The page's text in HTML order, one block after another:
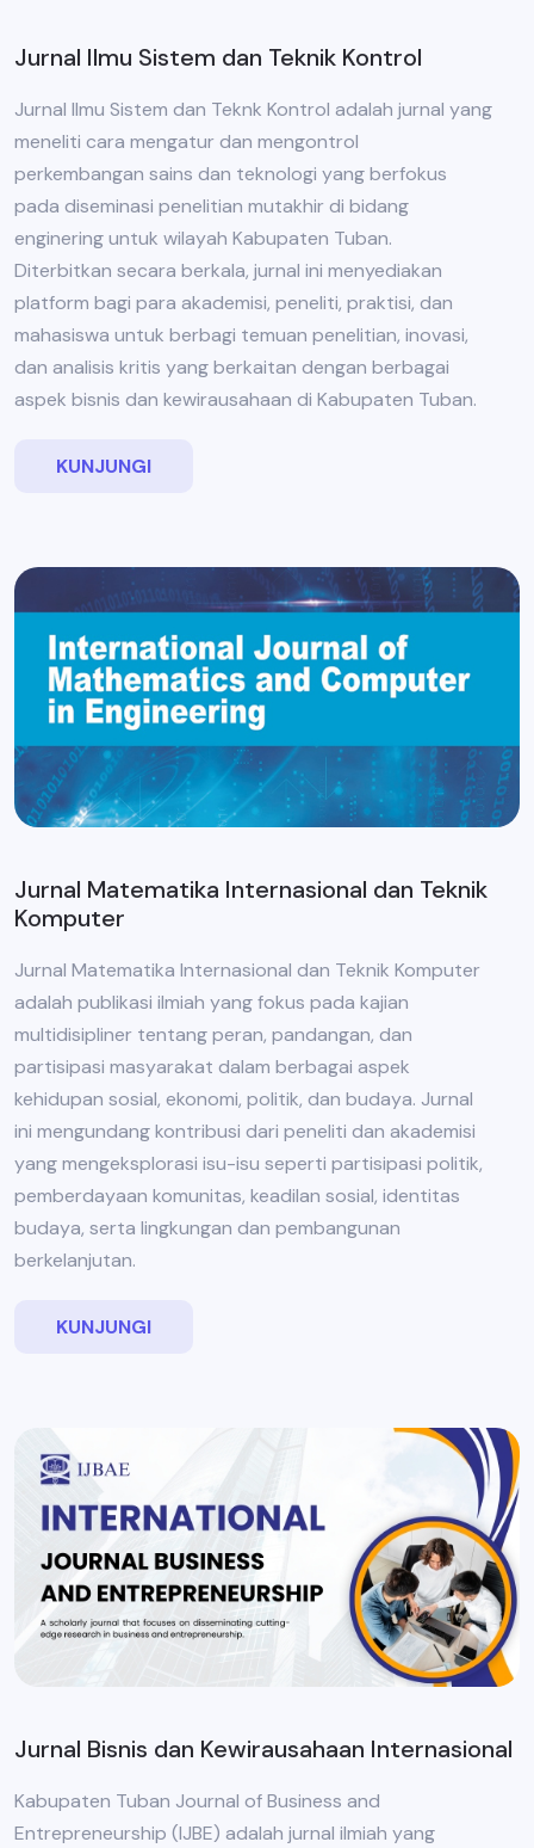
Jurnal Ilmu Sistem dan Teknik Kontrol
Jurnal Ilmu Sistem dan Teknk Kontrol adalah jurnal yang
meneliti cara mengatur dan mengontrol
perkembangan sains dan teknologi yang berfokus
pada diseminasi penelitian mutakhir di bidang
enginering untuk wilayah Kabupaten Tuban.
Diterbitkan secara berkala, jurnal ini menyediakan
platform bagi para akademisi, peneliti, praktisi, dan
mahasiswa untuk berbagi temuan penelitian, inovasi,
dan analisis kritis yang berkaitan dengan berbagai
aspek bisnis dan kewirausahaan di Kabupaten Tuban.
KUNJUNGI
Jurnal Matematika Internasional dan Teknik
Komputer
Jurnal Matematika Internasional dan Teknik Komputer
adalah publikasi ilmiah yang fokus pada kajian
multidisipliner tentang peran, pandangan, dan
partisipasi masyarakat dalam berbagai aspek
kehidupan sosial, ekonomi, politik, dan budaya. Jurnal
ini mengundang kontribusi dari peneliti dan akademisi
yang mengeksplorasi isu-isu seperti partisipasi politik,
pemberdayaan komunitas, keadilan sosial, identitas
budaya, serta lingkungan dan pembangunan
berkelanjutan.
KUNJUNGI
Jurnal Bisnis dan Kewirausahaan Internasional
Kabupaten Tuban Journal of Business and
Entrepreneurship (IJBE) adalah jurnal ilmiah yang